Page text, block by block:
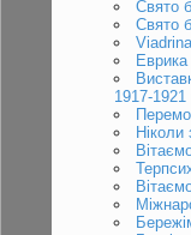
Свято
Свято
1917-1921
Ніколи